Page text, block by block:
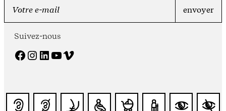
Suivez-nous
Facebook Instagram LinkedIn YouTube Vimeo